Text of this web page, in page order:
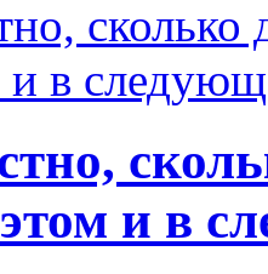
и в